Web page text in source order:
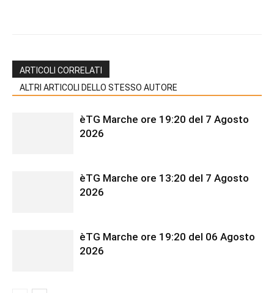
ARTICOLI CORRELATI
ALTRI ARTICOLI DELLO STESSO AUTORE
èTG Marche ore 19:20 del 7 Agosto
2026
èTG Marche ore 13:20 del 7 Agosto
2026
èTG Marche ore 19:20 del 06 Agosto
2026